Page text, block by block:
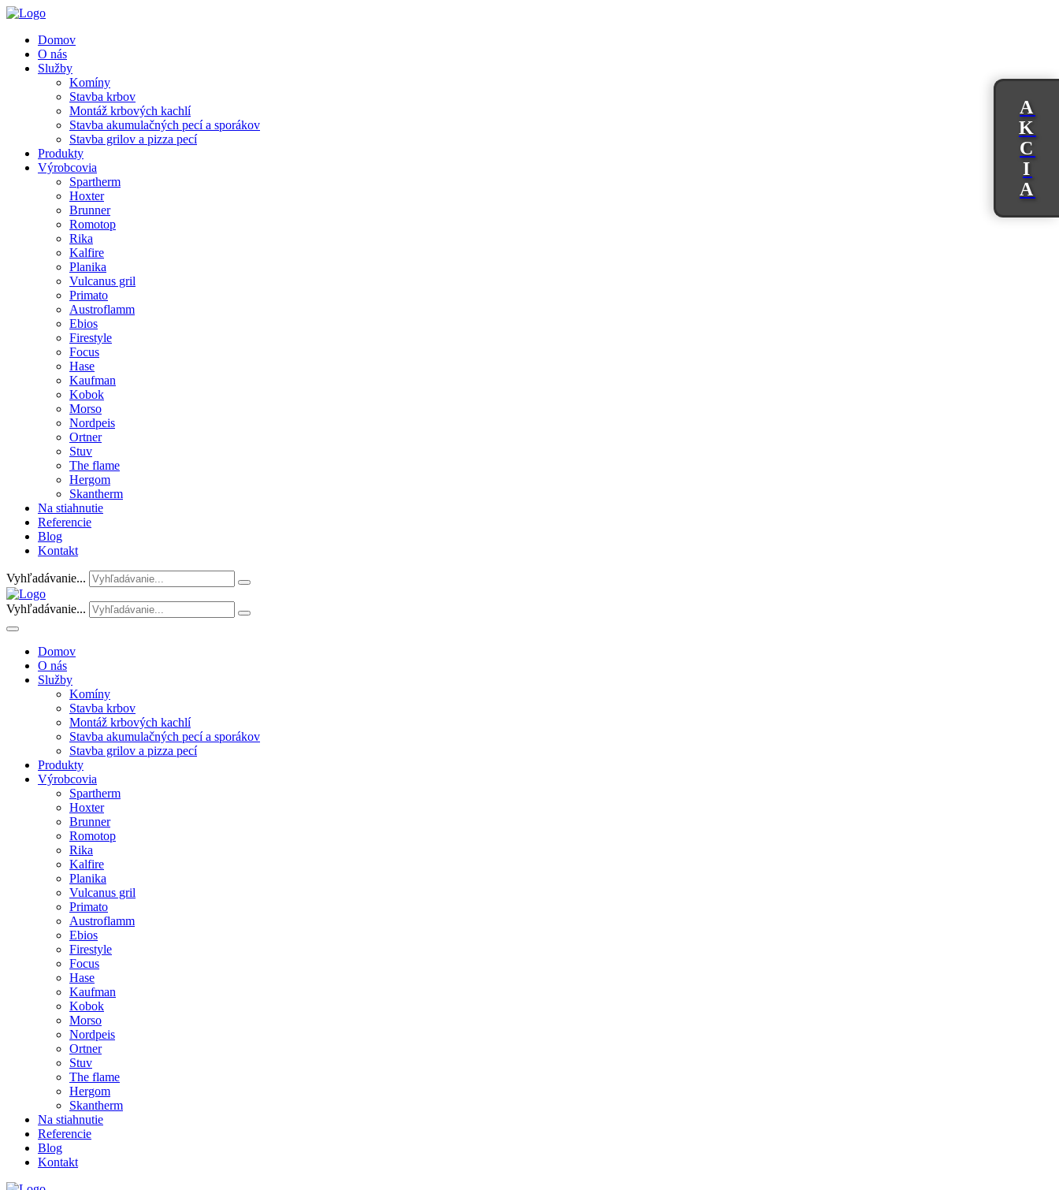
Domov
O nás
Služby
Komíny
Stavba krbov
Montáž krbových kachlí
Stavba akumulačných pecí a sporákov
Stavba grilov a pizza pecí
Produkty
Výrobcovia
Spartherm
Hoxter
Brunner
Romotop
Rika
Kalfire
Planika
Vulcanus gril
Primato
Austroflamm
Ebios
Firestyle
Focus
Hase
Kaufman
Kobok
Morso
Nordpeis
Ortner
Stuv
The flame
Hergom
Skantherm
Na stiahnutie
Referencie
Blog
Kontakt
Vyhľadávanie...
Vyhľadávanie...
Domov
O nás
Služby
Komíny
Stavba krbov
Montáž krbových kachlí
Stavba akumulačných pecí a sporákov
Stavba grilov a pizza pecí
Produkty
Výrobcovia
Spartherm
Hoxter
Brunner
Romotop
Rika
Kalfire
Planika
Vulcanus gril
Primato
Austroflamm
Ebios
Firestyle
Focus
Hase
Kaufman
Kobok
Morso
Nordpeis
Ortner
Stuv
The flame
Hergom
Skantherm
Na stiahnutie
Referencie
Blog
Kontakt
A
K
C
I
A